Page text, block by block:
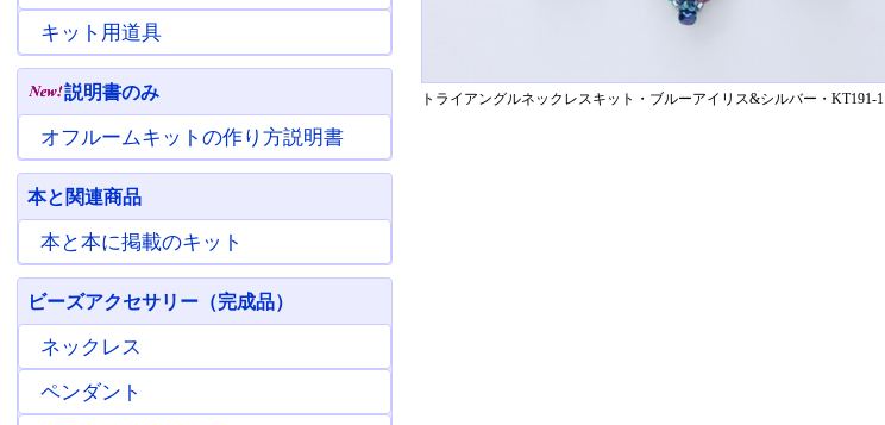
トライアングルネックレスキット・ブルーアイリス&シルバー・KT191-1
キット用道具
説明書のみ
オフルームキットの作り方説明書
本と関連商品
本と本に掲載のキット
ビーズアクセサリー（完成品）
ネックレス
ペンダント